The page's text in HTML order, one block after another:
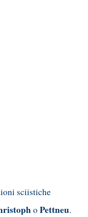
sciistiche
oPettneu.